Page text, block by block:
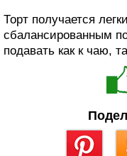
Торт получается
сбалансированным
подавать как к чаю,